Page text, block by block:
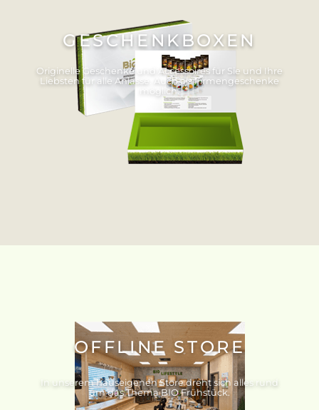
GESCHENKBOXEN
Originelle Geschenke und Accessoires für Sie und Ihre
Liebsten für alle Anlässe. Auch als Firmengeschenke
möglich.
OFFLINE STORE
In unserem hauseigenen Store dreht sich alles rund
um das Thema BIO Frühstück.